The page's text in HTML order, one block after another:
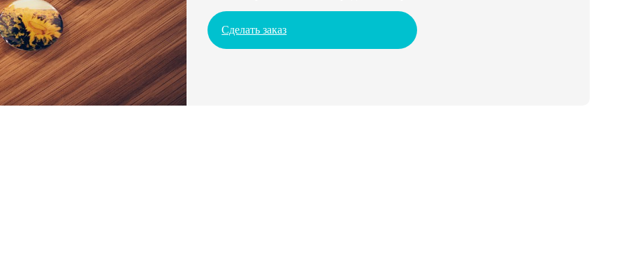
Сделать заказ